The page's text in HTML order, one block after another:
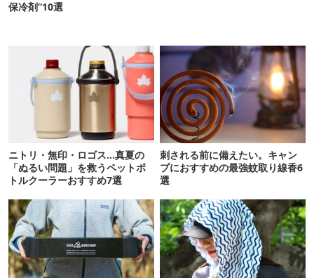
保冷剤”10選
ニトリ・無印・ロゴス…真夏の
「ぬるい問題」を救うペットボ
トルクーラーおすすめ7選
刺される前に備えたい。キャン
プにおすすめの最強蚊取り線香6
選